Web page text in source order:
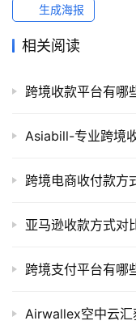
生成海报
相关阅读
跨境收款平台有哪
Asiabill-专业跨境
跨境电商收付款方
亚马逊收款方式对
跨境支付平台有哪
Airwallex空中云汇